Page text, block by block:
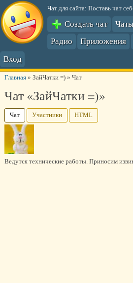
Чат для сайта: Поставь чат
Создать чат
Радио
Приложения
Вход
Главная» ЗайЧатки =)» Чат
Чат «ЗайЧатки =)»
Чат Участники HTML